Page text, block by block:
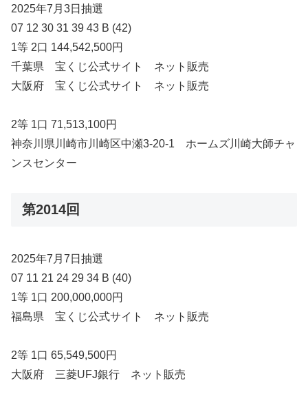
2025年7月3日抽選
07 12 30 31 39 43 B (42)
1等 2口 144,542,500円
千葉県 宝くじ公式サイト ネット販売
大阪府 宝くじ公式サイト ネット販売
2等 1口 71,513,100円
神奈川県川崎市川崎区中瀬3-20-1 ホームズ川崎大師チャ
ンスセンター
第2014回
2025年7月7日抽選
07 11 21 24 29 34 B (40)
1等 1口 200,000,000円
福島県 宝くじ公式サイト ネット販売
2等 1口 65,549,500円
大阪府 三菱UFJ銀行 ネット販売